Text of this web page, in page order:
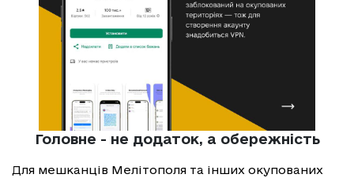
Головне - не додаток, а обережність
Для мешканців Мелітополя та інших окупованих